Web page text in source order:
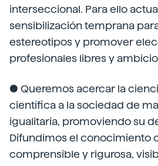
interseccional. Para ello
sensibilización temprana
estereotipos y promover
profesionales libres y
● Queremos acercar la
científica a la sociedad de
igualitaria, promoviendo su
Difundimos el conocimiento
comprensible y rigurosa,